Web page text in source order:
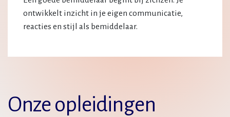
ontwikkelt inzicht in je eigen communicatie,
reacties en stijl als bemiddelaar.
Onze opleidingen